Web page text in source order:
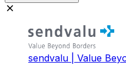
sendvalu | Value